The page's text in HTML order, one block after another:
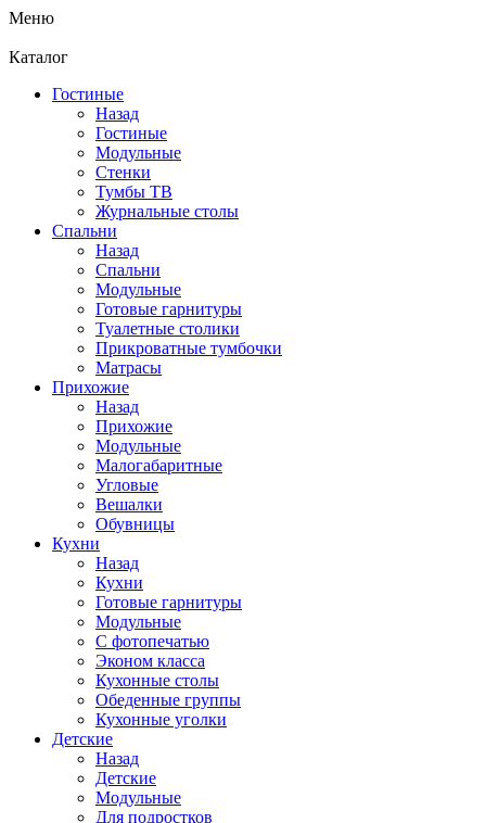
Меню
Каталог
Гостиные
Назад
Гостиные
Модульные
Стенки
Тумбы ТВ
Журнальные столы
Спальни
Назад
Спальни
Модульные
Готовые гарнитуры
Туалетные столики
Прикроватные тумбочки
Матрасы
Прихожие
Назад
Прихожие
Модульные
Малогабаритные
Угловые
Вешалки
Обувницы
Кухни
Назад
Кухни
Готовые гарнитуры
Модульные
С фотопечатью
Эконом класса
Кухонные столы
Обеденные группы
Кухонные уголки
Детские
Назад
Детские
Модульные
Для подростков